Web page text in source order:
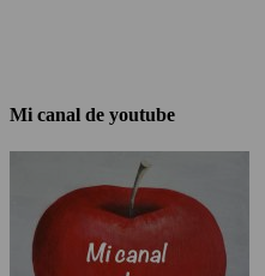
Mi canal de youtube